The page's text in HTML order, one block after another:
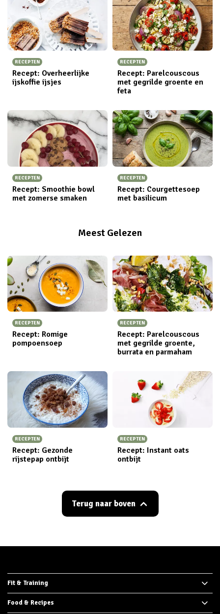
RECEPTEN
Recept: Overheerlijke
ijskoffie ijsjes
RECEPTEN
Recept: Parelcouscous
met gegrilde groente en
feta
RECEPTEN
Recept: Smoothie bowl
met zomerse smaken
RECEPTEN
Recept: Courgettesoep
met basilicum
Meest Gelezen
RECEPTEN
Recept: Romige
pompoensoep
RECEPTEN
Recept: Parelcouscous
met gegrilde groente,
burrata en parmaham
RECEPTEN
Recept: Gezonde
rijstepap ontbijt
RECEPTEN
Recept: Instant oats
ontbijt
Terug naar boven
Fit & Training
Food & Recipes